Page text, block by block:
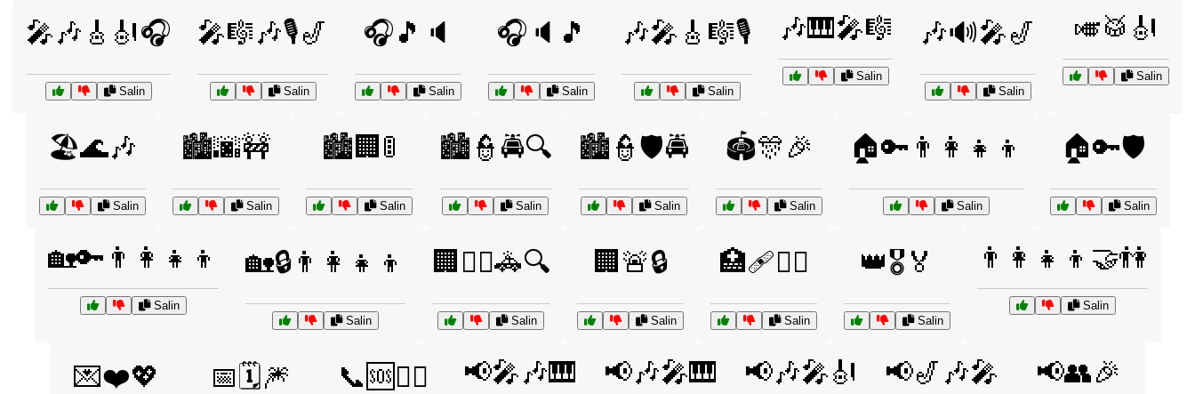
🎤🎶🎸🎻🎧
Salin
🎤🎼🎶🎙️🎷
Salin
🎧🎵🔈
Salin
🎧🔈🎵
Salin
🎶🎤🎸🎼🎙️
Salin
🎶🎹🎤🎼
Salin
🎶🔊🎤🎷
Salin
🎺🥁🎻
Salin
🏖️🌊🎶
Salin
🏙️🌆🚧
Salin
🏙️🏢🚦
Salin
🏙️👮🚔🔍
Salin
🏙️👮🛡️🚔
Salin
🏟️🎊🎉
Salin
🏠🔑👨‍👩‍👧‍👦
Salin
🏠🔑🛡️
Salin
🏡🔑👨‍👩‍👧‍👦
Salin
🏡🔒👨‍👩‍👧‍👦
Salin
🏢👮‍♂️🚓🔍
Salin
🏢🚨🔒
Salin
🏥🩹🧑‍⚕️
Salin
👑🎖️🏅
Salin
👨‍👩‍👧‍👦🤝👫
Salin
💌❤️💖 📅🗓️🎆 📞🆘👩‍⚕️ 📢🎤🎶🎹 📢🎶🎤🎹 📢🎶🎤🎻 📢🎷🎶🎤 📢👥🎉